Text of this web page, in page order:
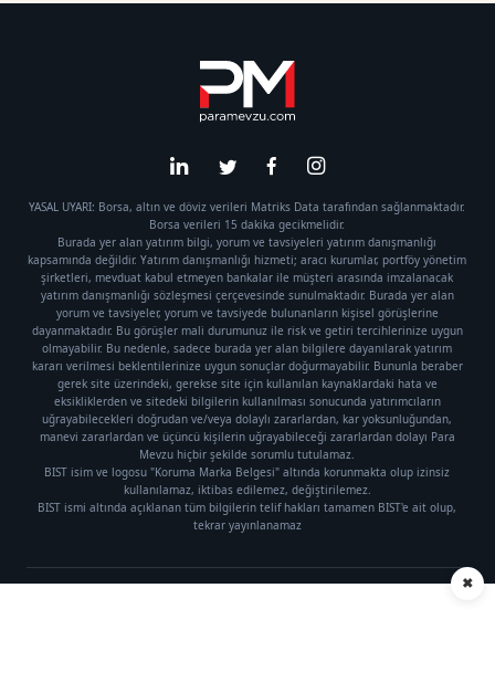
✖
YASAL UYARI: Borsa, altın ve döviz verileri Matriks Data tarafından sağlanmaktadır.
Borsa verileri 15 dakika gecikmelidir.
Burada yer alan yatırım bilgi, yorum ve tavsiyeleri yatırım danışmanlığı
kapsamında değildir. Yatırım danışmanlığı hizmeti; aracı kurumlar, portföy yönetim
şirketleri, mevduat kabul etmeyen bankalar ile müşteri arasında imzalanacak
yatırım danışmanlığı sözleşmesi çerçevesinde sunulmaktadır. Burada yer alan
yorum ve tavsiyeler, yorum ve tavsiyede bulunanların kişisel görüşlerine
dayanmaktadır. Bu görüşler mali durumunuz ile risk ve getiri tercihlerinize uygun
olmayabilir. Bu nedenle, sadece burada yer alan bilgilere dayanılarak yatırım
kararı verilmesi beklentilerinize uygun sonuçlar doğurmayabilir. Bununla beraber
gerek site üzerindeki, gerekse site için kullanılan kaynaklardaki hata ve
eksikliklerden ve sitedeki bilgilerin kullanılması sonucunda yatırımcıların
uğrayabilecekleri doğrudan ve/veya dolaylı zararlardan, kar yoksunluğundan,
manevi zararlardan ve üçüncü kişilerin uğrayabileceği zararlardan dolayı Para
Mevzu hiçbir şekilde sorumlu tutulamaz.
BIST isim ve logosu "Koruma Marka Belgesi" altında korunmakta olup izinsiz
kullanılamaz, iktibas edilemez, değiştirilemez.
BIST ismi altında açıklanan tüm bilgilerin telif hakları tamamen BIST'e ait olup,
tekrar yayınlanamaz